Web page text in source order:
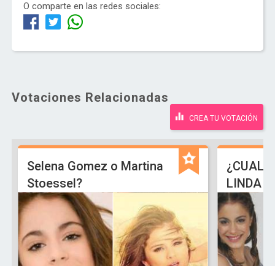
O comparte en las redes sociales:
Votaciones Relacionadas
CREA TU VOTACIÓN
Selena Gomez o Martina
Stoessel?
¿CUAL
LINDA